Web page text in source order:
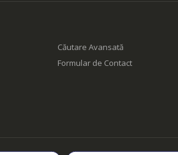
Căutare Avansată
Formular de Contact